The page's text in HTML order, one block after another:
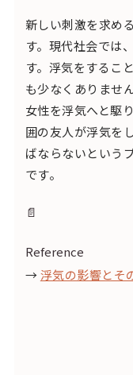
新しい刺激を求め
す。現代社会では
す。浮気をするこ
も少なくありませ
女性を浮気へと駆
囲の友人が浮気を
ばならないという
です。
📄
Reference
→浮気の影響とそ